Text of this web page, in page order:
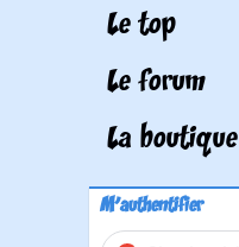
Le top
Le forum
La boutique
M'authentifier